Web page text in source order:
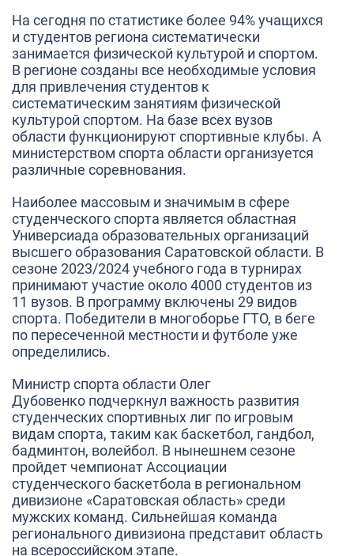
На сегодня по статистике более 94% учащихся
и студентов региона систематически
занимается физической культурой и спортом.
В регионе созданы все необходимые условия
для привлечения студентов к
систематическим занятиям физической
культурой спортом. На базе всех вузов
области функционируют спортивные клубы. А
министерством спорта области организуется
различные соревнования.
Наиболее массовым и значимым в сфере
студенческого спорта является областная
Универсиада образовательных организаций
высшего образования Саратовской области. В
сезоне 2023/2024 учебного года в турнирах
принимают участие около 4000 студентов из
11 вузов. В программу включены 29 видов
спорта. Победители в многоборье ГТО, в беге
по пересеченной местности и футболе уже
определились.
Министр спорта области Олег
Дубовенко подчеркнул важность развития
студенческих спортивных лиг по игровым
видам спорта, таким как баскетбол, гандбол,
бадминтон, волейбол. В нынешнем сезоне
пройдет чемпионат Ассоциации
студенческого баскетбола в региональном
дивизионе «Саратовская область» среди
мужских команд. Сильнейшая команда
регионального дивизиона представит область
на всероссийском этапе.